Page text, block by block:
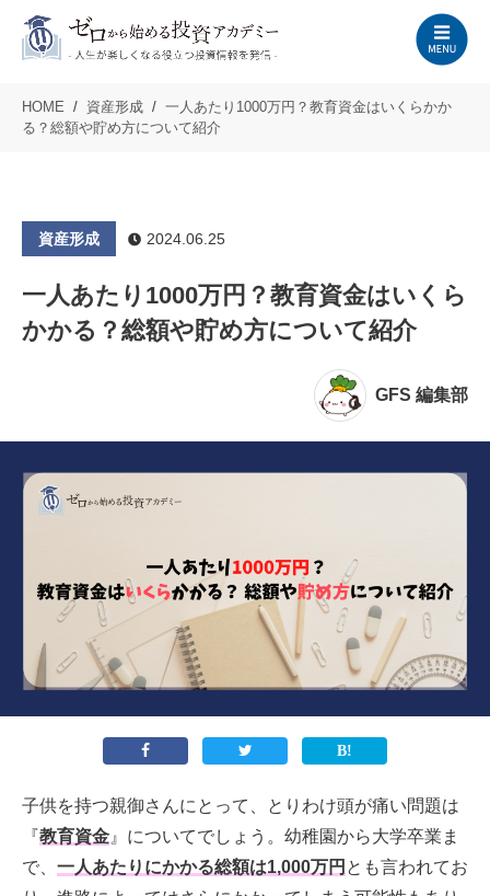
HOME 資産形成
一人あたり1000万円？教育資金はいくらかか
る？総額や貯め方について紹介
資産形成 2024.06.25
一人あたり1000万円？教育資金はいくら
かかる？総額や貯め方について紹介
GFS 編集部
子供を持つ親御さんにとって、とりわけ頭が痛い問題は
『教育資金 』についてでしょう。幼稚園から大学卒業ま
で、 一人あたりにかかる総額は1,000万円 とも言われてお